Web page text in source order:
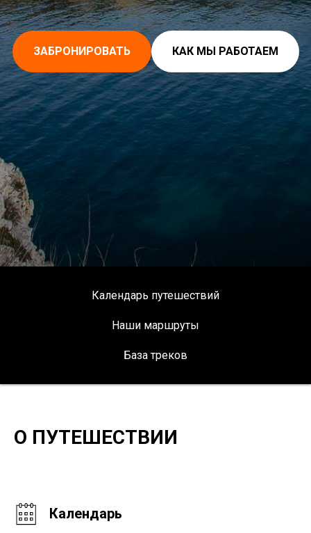
ЗАБРОНИРОВАТЬ КАК МЫ РАБОТАЕМ
Календарь путешествий
Наши маршруты
База треков
О ПУТЕШЕСТВИИ
Календарь